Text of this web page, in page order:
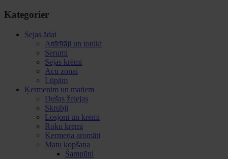
Kategorier
Sejas ādai
Attīrītāji un toniki
Serumi
Sejas krēmi
Acu zonai
Lūpām
Ķermenim un matiem
Dušas želejas
Skrubji
Losjoni un krēmi
Roku krēmi
Ķermeņa aromāti
Matu kopšana
Šampūni